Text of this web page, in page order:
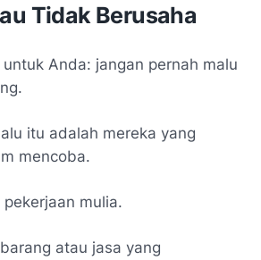
Tidak Berusaha
Anda: jangan pernah malu
itu adalah mereka yang
mencoba.
mulia.
atau jasa yang